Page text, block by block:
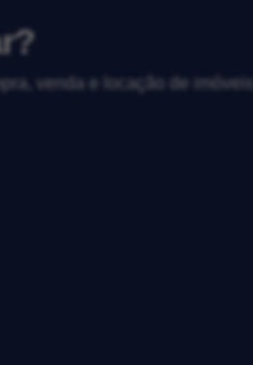
venda e locação de imóveis